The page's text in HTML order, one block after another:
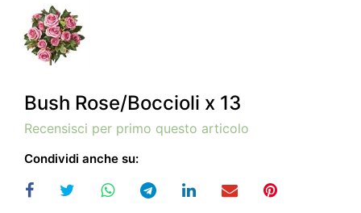
Bush Rose/Boccioli x 13
Recensisci per primo questo articolo
Condividi anche su: